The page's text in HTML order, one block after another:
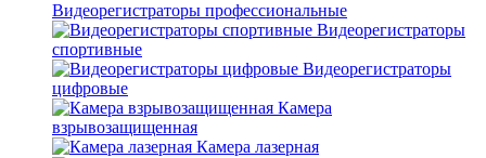
Видеорегистраторы профессиональные
Видеорегистраторы
спортивные
Видеорегистраторы
цифровые
Камера
взрывозащищенная
Камера лазерная